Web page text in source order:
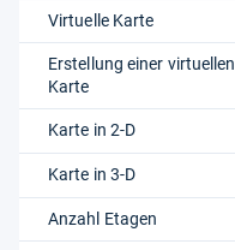
Virtuelle Karte
Erstellung einer virtuellen
Karte
Karte in 2-D
Karte in 3-D
Anzahl Etagen